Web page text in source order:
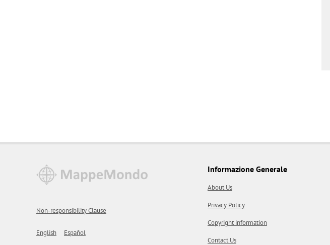
Non-responsibility Clause
English Español
Informazione Generale
About Us
Privacy Policy
Copyright information
Contact Us